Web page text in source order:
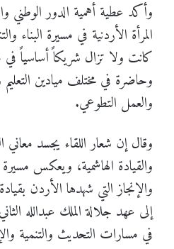
وأكد عطية أهمية الدور الوطني
المرأة الأردنية في مسيرة البناء
كانت ولا تزال شريكاً أساسياً في
وحاضرة في مختلف ميادين التعليم
والعمل التطوعي.
وقال إن شعار اللقاء يجسد معاني
والقيادة الهاشمية، ويعكس
والإنجاز التي شهدها الأردن
إلى عهد جلالة الملك عبدالله
في مسارات التحديث والتنمية